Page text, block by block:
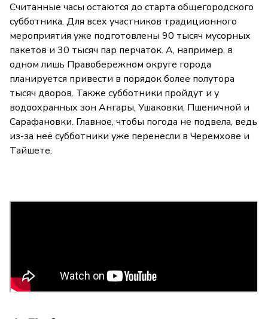
Считанные часы остаются до старта общегородского
субботника. Для всех участников традиционного
мероприятия уже подготовлены 90 тысяч мусорных
пакетов и 30 тысяч пар перчаток. А, например, в
одном лишь Правобережном округе города
планируется привести в порядок более полутора
тысяч дворов. Также субботники пройдут и у
водоохранных зон Ангары, Ушаковки, Пшеничной и
Сарафановки. Главное, чтобы погода не подвела, ведь
из-за неё субботники уже перенесли в Черемхове и
Тайшете.